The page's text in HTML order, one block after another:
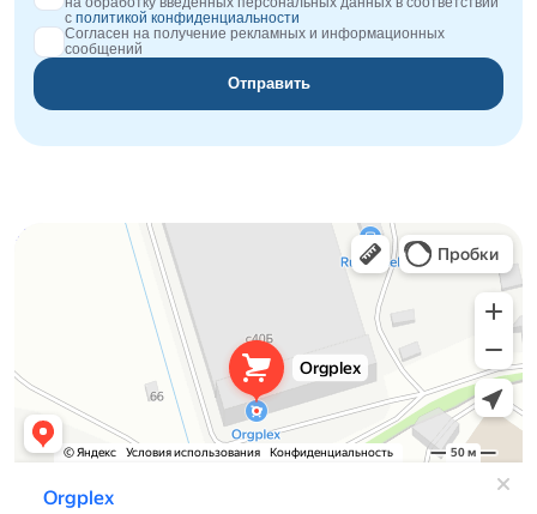
с политикой конфиденциальности
Согласен на получение рекламных и информационных
сообщений
Отправить
Orgplex
Оргстекло, поликарбонат в Лыткарине
Торговое оборудование в Лыткарине